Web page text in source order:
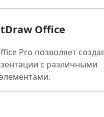
Office
Pro позволяет
с различными